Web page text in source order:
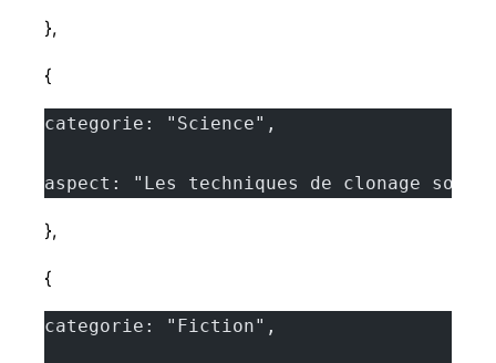
},
{
categorie: "Science",
aspect: "Les techniques de clonage
},
{
categorie: "Fiction",